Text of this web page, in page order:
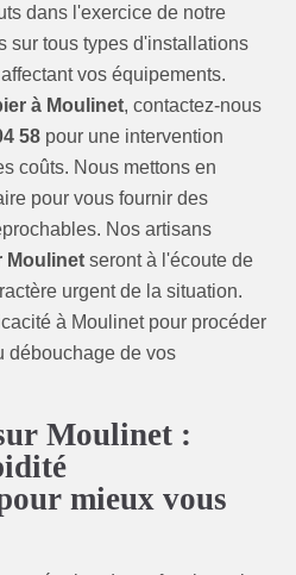
dans l'exercice de notre
sur tous types d'installations
vos équipements.
à Moulinet, contactez-nous
58 pour une intervention
coûts. Nous mettons en
pour vous fournir des
Nos artisans
Moulinet seront à l'écoute de
urgent de la situation.
à Moulinet pour procéder
débouchage de vos
Moulinet :
mieux vous